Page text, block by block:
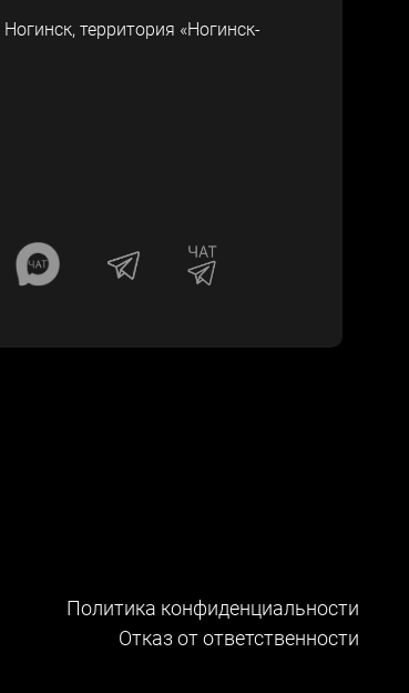
Ногинск, территория «Ногинск-
Политика конфиденциальности
Отказ от ответственности